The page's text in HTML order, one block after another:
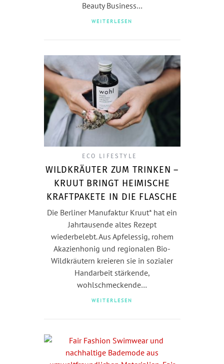
Beauty Business…
WEITERLESEN
ECO LIFESTYLE
WILDKRÄUTER ZUM TRINKEN –
KRUUT BRINGT HEIMISCHE
KRAFTPAKETE IN DIE FLASCHE
Die Berliner Manufaktur Kruut* hat ein
Jahrtausende altes Rezept
wiederbelebt. Aus Apfelessig, rohem
Akazienhonig und regionalen Bio-
Wildkräutern kreieren sie in sozialer
Handarbeit stärkende,
wohlschmeckende…
WEITERLESEN